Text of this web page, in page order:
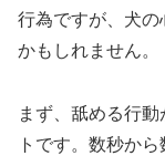
行為ですが、犬
かもしれません。
まず、舐める行
トです。数秒か